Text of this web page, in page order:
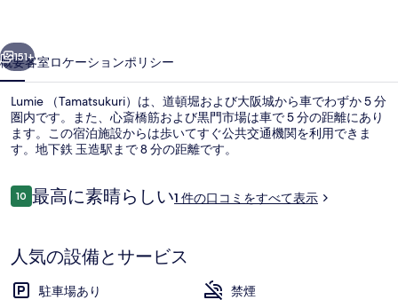
ラ
リ
ー
151+
概要客室ロケーションポリシー
Lumie （Tamatsukuri）は、道頓堀および大阪城から車でわずか 5 分
圏内です。また、心斎橋筋および黒門市場は車で 5 分の距離にあり
ます。この宿泊施設からは歩いてすぐ公共交通機関を利用できま
す。地下鉄 玉造駅まで 8 分の距離です。
口
コ
1010段階中10
最高に素晴らしい1 件の口コミをすべて表示
人気の設備とサービス
駐車場あり
禁煙